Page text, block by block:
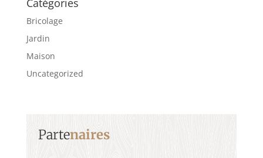
Catégories
Bricolage
Jardin
Maison
Uncategorized
Partenaires